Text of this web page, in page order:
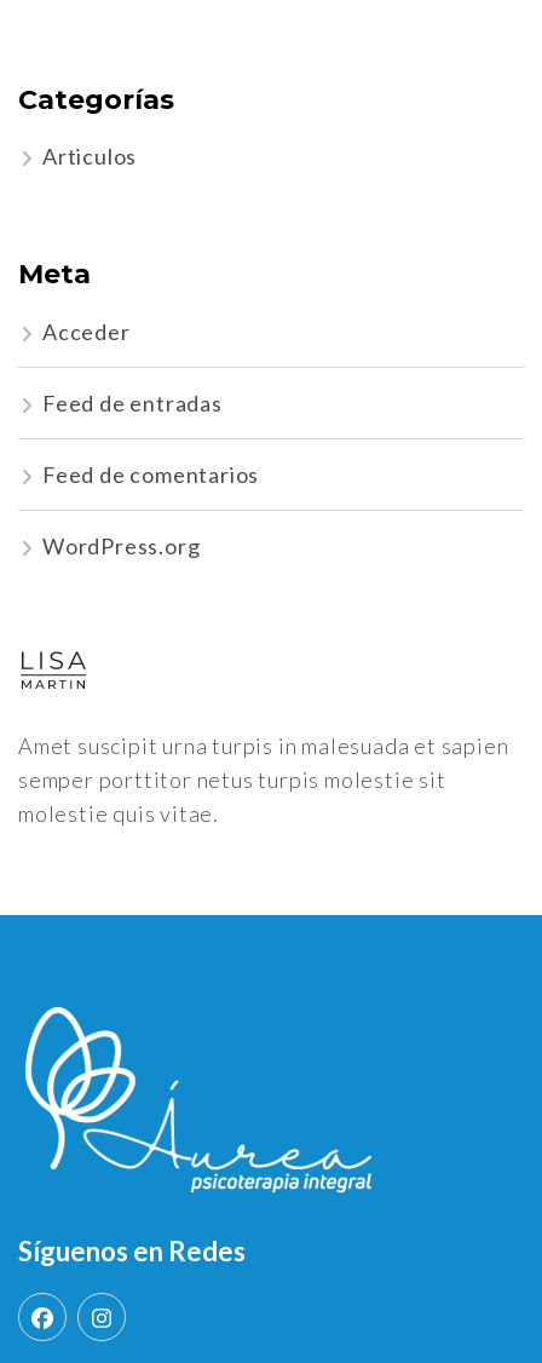
Categorías
Articulos
Meta
Acceder
Feed de entradas
Feed de comentarios
WordPress.org
Amet suscipit urna turpis in malesuada et sapien
semper porttitor netus turpis molestie sit
molestie quis vitae.
Síguenos en Redes